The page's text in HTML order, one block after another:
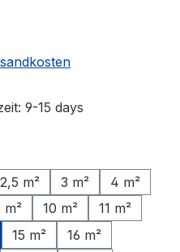
9-15 days
2,5 m² 3 m²
4 m²
m² 10 m²
11 m²
15 m²
16 m²